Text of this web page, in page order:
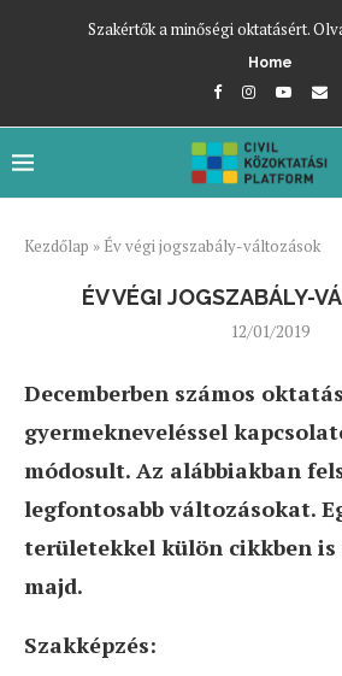
Szakértők a minőségi oktatásért.
Home
Kezdőlap » Év végi jogszabály-változások
ÉV VÉGI JOGSZABÁLY-
12/01/2019
Decemberben számos
gyermekneveléssel
módosult. Az alábbiakban
legfontosabb változásokat.
területekkel külön cikkben
majd.
Szakképzés: